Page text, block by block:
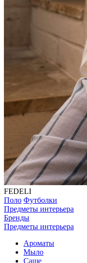
FEDELI
Поло Футболки
Предметы интерьера
Бренды
Предметы интерьера
Ароматы
Мыло
Саше